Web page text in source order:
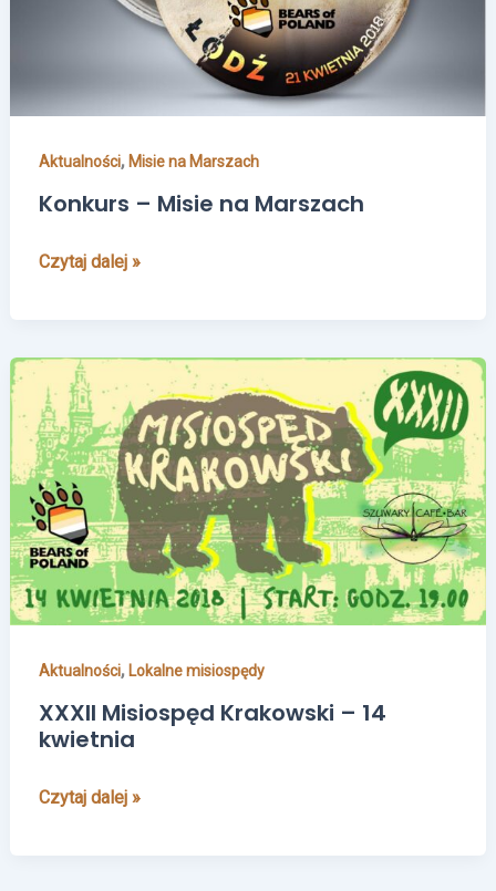
Aktualności, Misie na Marszach
Konkurs – Misie na Marszach
Czytaj dalej »
Aktualności, Lokalne misiospędy
XXXII Misiospęd Krakowski – 14
kwietnia
XXXII
Misiospęd
Krakowski
–
14
kwietnia
Czytaj dalej »